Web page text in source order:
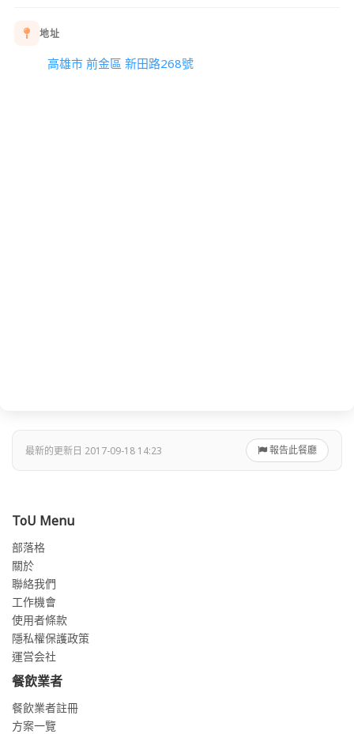
地址
高雄市 前金區 新田路268號
最新的更新日 2017-09-18 14:23 報告此餐廳
ToU Menu
部落格
關於
聯絡我們
工作機會
使用者條款
隱私權保護政策
運営会社
餐飲業者
餐飲業者註冊
方案一覽